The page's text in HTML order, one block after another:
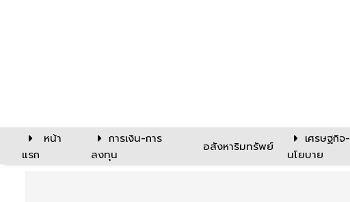
หน้า
แรก
การเงิน-การ
ลงทุน
อสังหาริมทรัพย์
เศรษฐกิจ-
นโยบาย